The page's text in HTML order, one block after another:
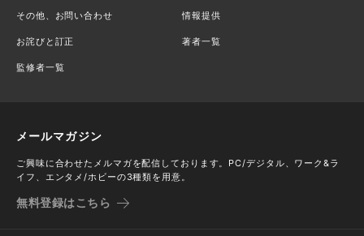
その他、お問い合わせ 情報提供
お詫びと訂正 著者一覧
監修者一覧
メールマガジン
ご興味に合わせたメルマガを配信しております。PC/デジタル、ワーク&ラ
イフ、エンタメ/ホビーの3種類を用意。
無料登録はこちら